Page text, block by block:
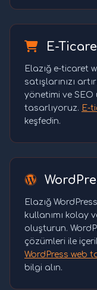
E-
Elazığ e-ticaret
satışlarınızı
yönetimi ve
tasarlıyoruz. E-
keşfedin.
Elazığ
kullanımı kolay
oluşturun.
çözümleri ile
WordPress web
bilgi alın.